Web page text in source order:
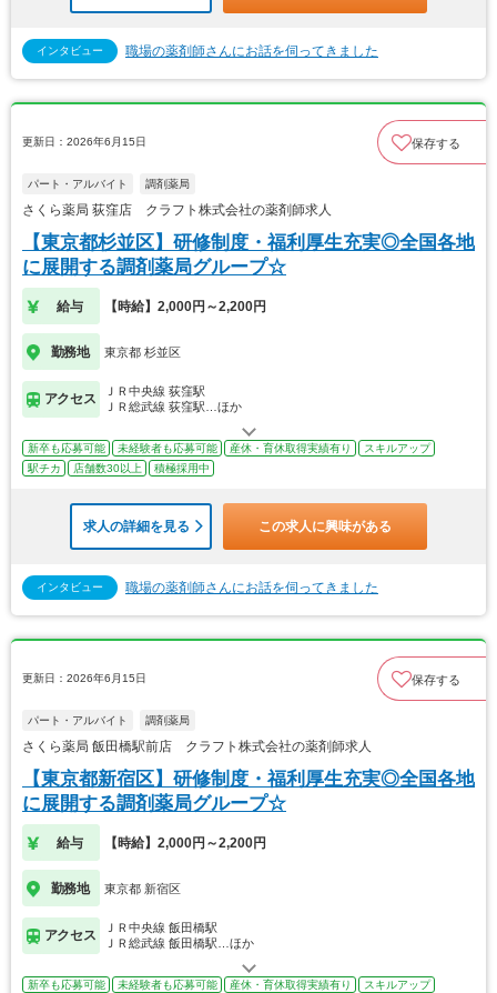
インタビュー 職場の薬剤師さんにお話を伺ってきました
更新日：2026年6月15日 保存する
パート・アルバイト 調剤薬局
さくら薬局 荻窪店 クラフト株式会社の薬剤師求人
【東京都杉並区】研修制度・福利厚生充実◎全国各地
に展開する調剤薬局グループ☆
給与 【時給】2,000円～2,200円
勤務地 東京都 杉並区
アクセス
ＪＲ中央線 荻窪駅
ＪＲ総武線 荻窪駅…ほか
新卒も応募可能 未経験者も応募可能 産休・育休取得実績有り
スキルアップ
駅チカ
店舗数30以上 積極採用中
求人の詳細を見る この求人に興味がある
インタビュー 職場の薬剤師さんにお話を伺ってきました
更新日：2026年6月15日 保存する
パート・アルバイト 調剤薬局
さくら薬局 飯田橋駅前店 クラフト株式会社の薬剤師求人
【東京都新宿区】研修制度・福利厚生充実◎全国各地
に展開する調剤薬局グループ☆
給与 【時給】2,000円～2,200円
勤務地 東京都 新宿区
アクセス
ＪＲ中央線 飯田橋駅
ＪＲ総武線 飯田橋駅…ほか
新卒も応募可能 未経験者も応募可能 産休・育休取得実績有り
スキルアップ